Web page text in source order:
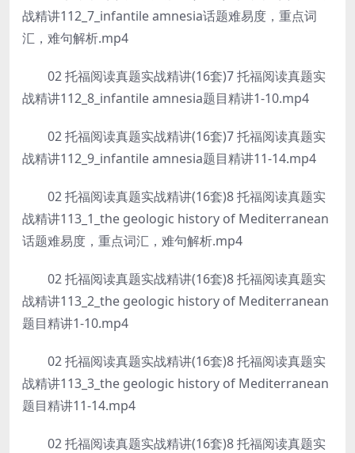
战精讲112_7_infantile amnesia话题难易度，重点词
汇，难句解析.mp4
02 托福阅读真题实战精讲(16套)7 托福阅读真题实
战精讲112_8_infantile amnesia题目精讲1-10.mp4
02 托福阅读真题实战精讲(16套)7 托福阅读真题实
战精讲112_9_infantile amnesia题目精讲11-14.mp4
02 托福阅读真题实战精讲(16套)8 托福阅读真题实
战精讲113_1_the geologic history of Mediterranean
话题难易度，重点词汇，难句解析.mp4
02 托福阅读真题实战精讲(16套)8 托福阅读真题实
战精讲113_2_the geologic history of Mediterranean
题目精讲1-10.mp4
02 托福阅读真题实战精讲(16套)8 托福阅读真题实
战精讲113_3_the geologic history of Mediterranean
题目精讲11-14.mp4
02 托福阅读真题实战精讲(16套)8 托福阅读真题实